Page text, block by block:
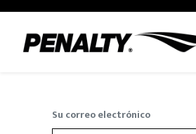
Su correo electrónico